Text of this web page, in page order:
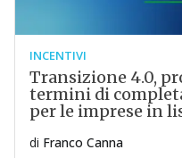
INCENTIVI
Transizione 4.0,
termini di
per le imprese in
di Franco Canna